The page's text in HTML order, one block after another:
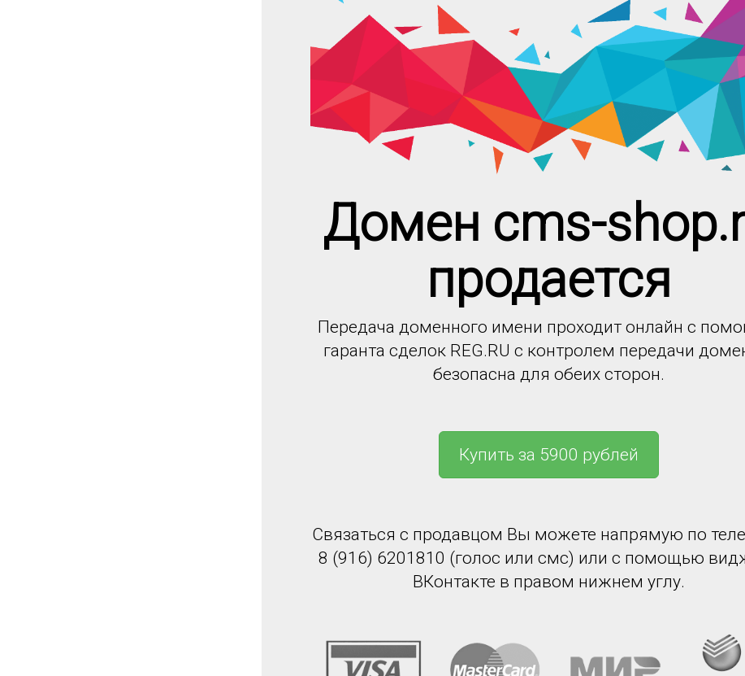
Домен cms-
продается
Передача доменного имени проходит онлайн с
гаранта сделок REG.RU с контролем передачи
безопасна для обеих сторон.
Купить за 5900 рублей
Связаться с продавцом Вы можете напрямую по
8 (916) 6201810 (голос или смс) или с помощью
ВКонтакте в правом нижнем углу.